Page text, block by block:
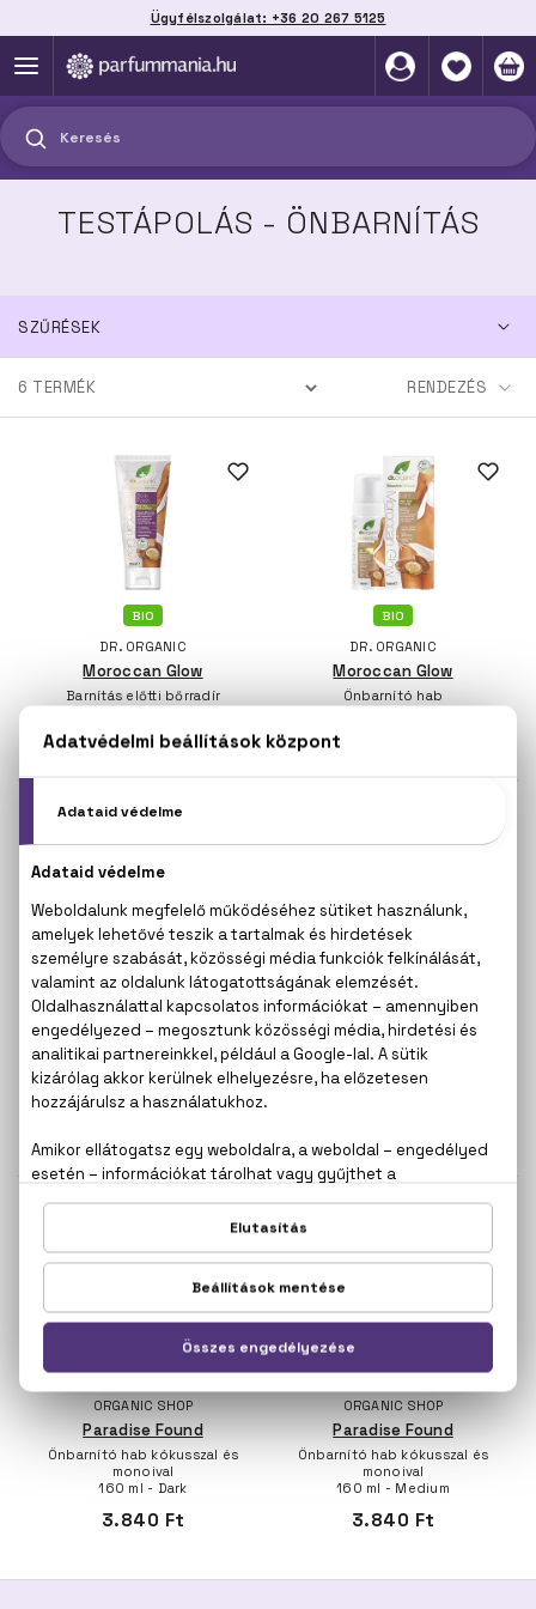
Ügyfélszolgálat: +36 20 267 5125
Keresés
TESTÁPOLÁS - ÖNBARNÍTÁS
SZŰRÉSEK
6 TERMÉK
BIO
DR. ORGANIC
Moroccan Glow
Barnítás előtti bőrradír
3.670 Ft
BIO
DR. ORGANIC
Moroccan Glow
Önbarnító hab
BIO
ORGANIC SHOP
Paradise Found
Barnítást gyorsító dzsem
napozáshoz és szoláriumhoz
kókusszal és béta-karotinnal
180 ml
4.220 Ft
BIO
ORGANIC SHOP
Paradise Found
Barnító krém kókusszal és
monoival
BIO
ORGANIC SHOP
Paradise Found
Önbarnító hab kókusszal és
monoival
160 ml - Dark
3.840 Ft
BIO
ORGANIC SHOP
Paradise Found
Önbarnító hab kókusszal és
monoival
160 ml - Medium
3.840 Ft